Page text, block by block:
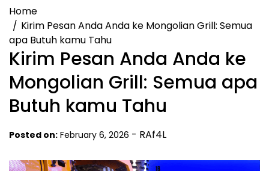
Home
Kirim Pesan Anda Anda ke Mongolian Grill: Semua
apa Butuh kamu Tahu
Kirim Pesan Anda Anda ke
Mongolian Grill: Semua apa
Butuh kamu Tahu
Posted on: February 6, 2026 - RAf4L